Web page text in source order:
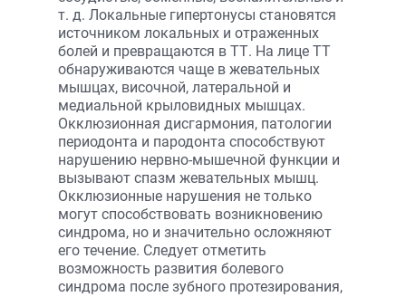
т. д. Локальные гипертонусы становятся
источником локальных и отраженных
болей и превращаются в ТТ. На лице ТТ
обнаруживаются чаще в жевательных
мышцах, височной, латеральной и
медиальной крыловидных мышцах.
Окклюзионная дисгармония, патологии
периодонта и пародонта способствуют
нарушению нервно-мышечной функции и
вызывают спазм жевательных мышц.
Окклюзионные нарушения не только
могут способствовать возникновению
синдрома, но и значительно осложняют
его течение. Следует отметить
возможность развития болевого
синдрома после зубного протезирования,